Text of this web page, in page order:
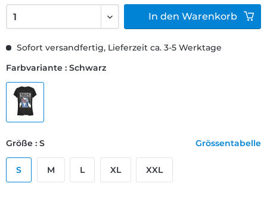
Sofort versandfertig, Lieferzeit ca. 3-5 Werktage
Farbvariante : Schwarz
Größe : S Grössentabelle
S M L XL XXL
In den Warenkorb